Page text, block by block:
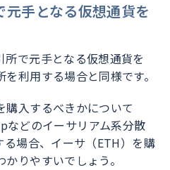
手となる仮想通貨を
所で元手となる仮想通貨を
利用する場合と同様です。
購入するべきかについて
どのイーサリアム系分散
る場合、イーサ（ETH）を購
りやすいでしょう。